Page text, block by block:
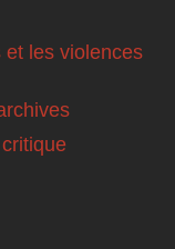
et les violences